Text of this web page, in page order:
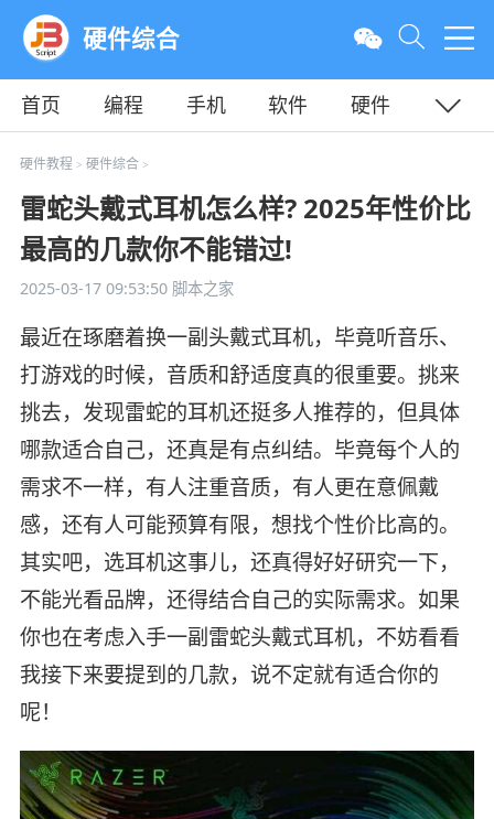
硬件综合
首页 编程 手机 软件
硬件
教程
平面
硬件教程 > 硬件综合>
雷蛇头戴式耳机怎么样? 2025年性价比
最高的几款你不能错过!
2025-03-17 09:53:50脚本之家
最近在琢磨着换一副头戴式耳机，毕竟听音乐、
打游戏的时候，音质和舒适度真的很重要。挑来
挑去，发现雷蛇的耳机还挺多人推荐的，但具体
哪款适合自己，还真是有点纠结。毕竟每个人的
需求不一样，有人注重音质，有人更在意佩戴
感，还有人可能预算有限，想找个性价比高的。
其实吧，选耳机这事儿，还真得好好研究一下，
不能光看品牌，还得结合自己的实际需求。如果
你也在考虑入手一副雷蛇头戴式耳机，不妨看看
我接下来要提到的几款，说不定就有适合你的
呢！